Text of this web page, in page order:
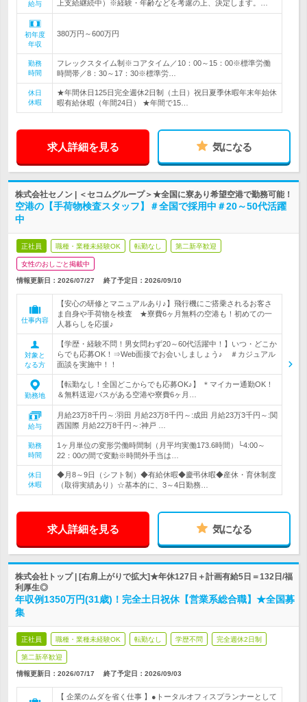
給与 上支給継続中）※経験・年齢などを考慮の上、決定します。…
初年度
年収
380万円～600万円
勤務
時間
フレックスタイム制※コアタイム／10：00～15：00※標準労働
時間帯／8：30～17：30※標準労…
休日
休暇
★年間休日125日完全週休2日制（土日）祝日夏季休暇年末年始休
暇有給休暇（年間24日） ★年間で15…
求人詳細を見る 気になる
株式会社セノン | ＜セコムグループ＞★全国に寮あり希望空港で勤務可能！
空港の【手荷物検査スタッフ】＃全国で採用中＃20～50代活躍
中
正社員 職種・業種未経験OK 転勤なし 第二新卒歓迎
女性のおしごと掲載中
情報更新日：2026/07/27 終了予定日： 2026/09/10
仕事内容
【安心の研修とマニュアルあり♪】飛行機にご搭乗されるお客さ
ま自身や手荷物を検査 ★寮費6ヶ月無料の空港も！初めての一
人暮らしを応援♪
対象と
なる方
【学歴・経験不問！男女問わず20～60代活躍中！】いつ・どこか
らでも応募OK！⇒Web面接でお会いしましょう♪ ＃カジュアル
面談を実施中！！
勤務地
【転勤なし！全国どこからでも応募OK♪】 ＊マイカー通勤OK！
＆無料送迎バスがある空港や寮費6ヶ月…
給与
月給23万8千円～:羽田 月給23万8千円～:成田 月給23万3千円～:関
西国際 月給22万8千円～:神戸 …
勤務
時間
1ヶ月単位の変形労働時間制（月平均実働173.6時間）└4:00～
22：00の間で変動※時間外手当は…
休日
休暇
◆月8～9日（シフト制）◆有給休暇◆慶弔休暇◆産休・育休制度
（取得実績あり）☆基本的に、3～4日勤務…
求人詳細を見る 気になる
株式会社トップ | [右肩上がりで拡大]★年休127日＋計画有給5日＝132日/福
利厚生◎
年収例1350万円(31歳)！完全土日祝休【営業系総合職】★全国募
集
正社員 職種・業種未経験OK 転勤なし 学歴不問 完全週休2日制
第二新卒歓迎
情報更新日：2026/07/17 終了予定日： 2026/09/03
【 企業のムダを省く仕事 】●トータルオフィスプランナーとして